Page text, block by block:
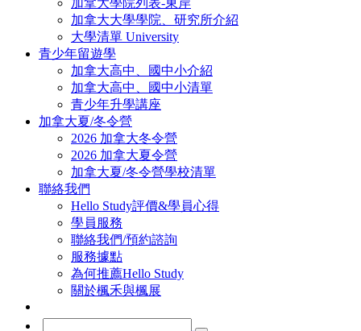
加拿大學院列表-東岸
加拿大大學學院、研究所介紹
大學清單 University
青少年留遊學
加拿大高中、國中小介紹
加拿大高中、國中小清單
青少年升學講座
加拿大夏/冬令營
2026 加拿大冬令營
2026 加拿大夏令營
加拿大夏/冬令營學校清單
聯絡我們
Hello Study評價&學員心得
學員服務
聯絡我們/預約諮詢
服務據點
為何推薦Hello Study
關於楓禾與楓展